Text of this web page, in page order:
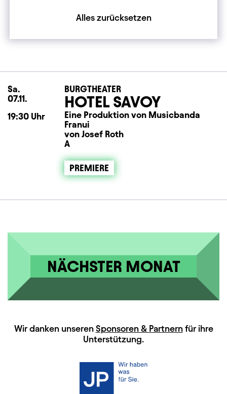
Alles zurücksetzen
Sa.
07.11.
19:30 Uhr
BURGTHEATER
HOTEL SAVOY
Eine Produktion von Musicbanda
Franui
von Josef Roth
A
PREMIERE
NÄCHSTER MONAT
HAUPTSPONSOREN
Wir danken unseren Sponsoren & Partnernfür ihre
Unterstützung.